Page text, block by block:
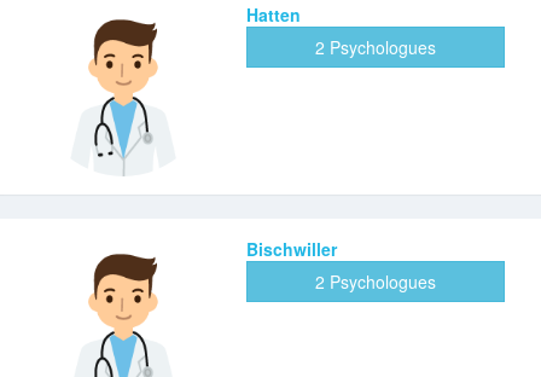
Hatten
2 Psychologues
Bischwiller
2 Psychologues